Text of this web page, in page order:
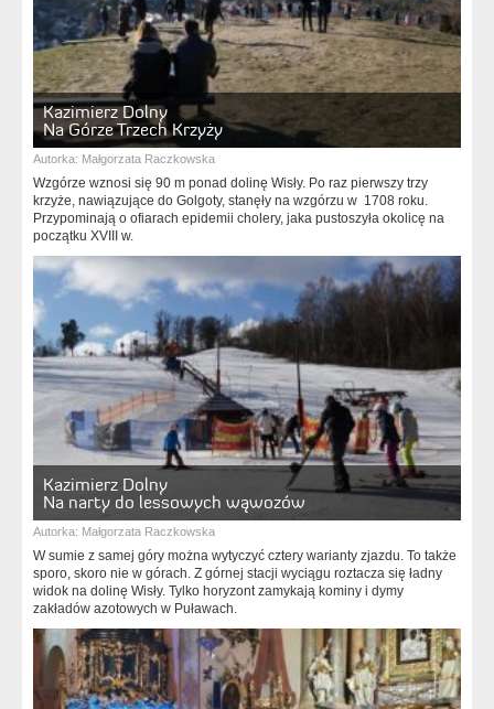
Kazimierz Dolny
Na Górze Trzech Krzyży
Autorka: Małgorzata Raczkowska
Wzgórze wznosi się 90 m ponad dolinę Wisły. Po raz pierwszy trzy
krzyże, nawiązujące do Golgoty, stanęły na wzgórzu w 1708 roku.
Przypominają o ofiarach epidemii cholery, jaka pustoszyła okolicę na
początku XVIII w.
Kazimierz Dolny
Na narty do lessowych wąwozów
Autorka: Małgorzata Raczkowska
W sumie z samej góry można wytyczyć cztery warianty zjazdu. To także
sporo, skoro nie w górach. Z górnej stacji wyciągu roztacza się ładny
widok na dolinę Wisły. Tylko horyzont zamykają kominy i dymy
zakładów azotowych w Puławach.